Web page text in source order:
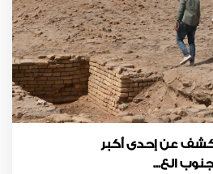
عن إحدى أكبر
الع...